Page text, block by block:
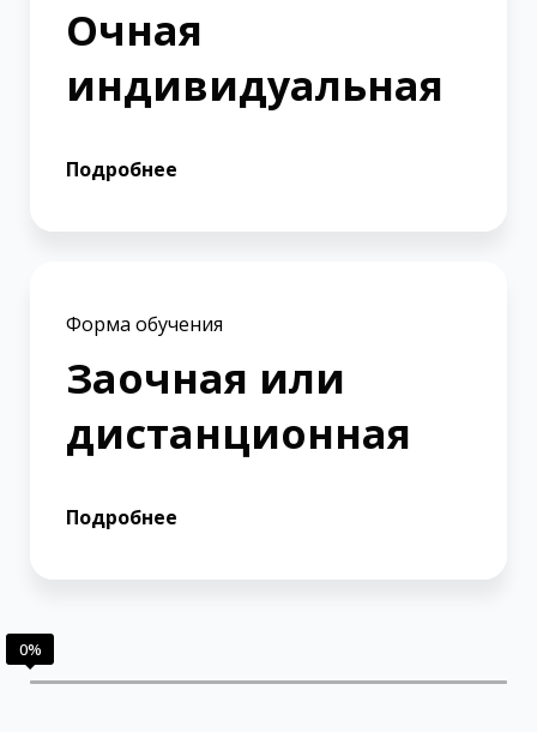
Очная
индивидуальная
Подробнее
Форма обучения
Заочная или
дистанционная
Подробнее